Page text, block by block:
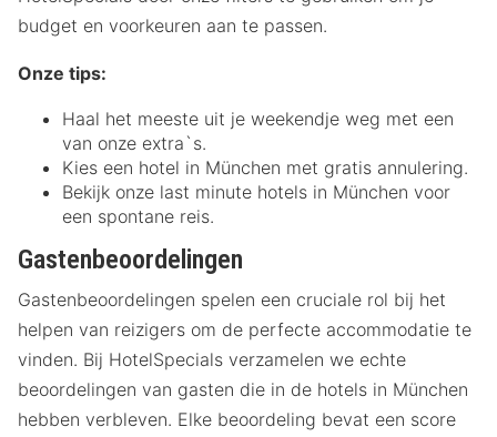
budget en voorkeuren aan te passen.
Onze tips:
Haal het meeste uit je weekendje weg met een
van onze extra`s.
Kies een hotel in München met gratis annulering.
Bekijk onze last minute hotels in München voor
een spontane reis.
Gastenbeoordelingen
Gastenbeoordelingen spelen een cruciale rol bij het
helpen van reizigers om de perfecte accommodatie te
vinden. Bij HotelSpecials verzamelen we echte
beoordelingen van gasten die in de hotels in München
hebben verbleven. Elke beoordeling bevat een score